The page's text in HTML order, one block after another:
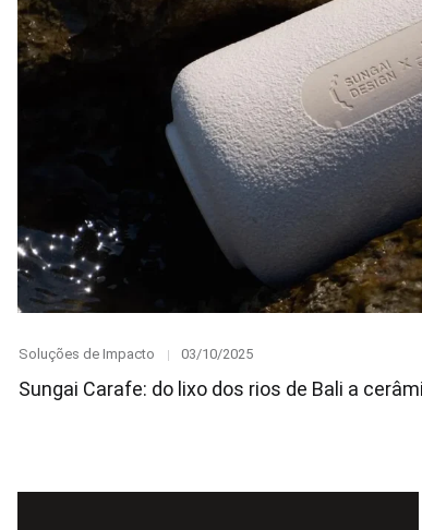
Category
Soluções de Impacto
Posted
03/10/2025
Sungai Carafe: do lixo dos rios de Bali a